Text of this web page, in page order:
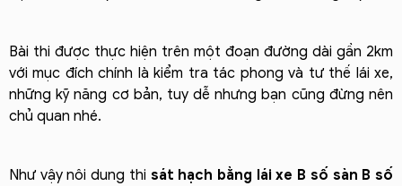
Bài thi được thực hiện trên một đoạn đường dài gần 2km
với mục đích chính là kiểm tra tác phong và tư thế lái xe,
những kỹ năng cơ bản, tuy dễ nhưng bạn cũng đừng nên
chủ quan nhé.
Như vậy nôi dung thi sát hạch bằng lái xe B số sàn B số